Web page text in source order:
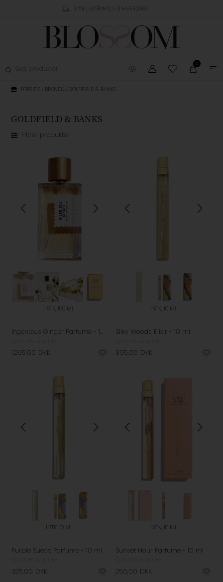
LYN LEVERING, 1-3 HVERDAGE
0
FORSIDE » BRANDS » GOLDFIELD & BANKS
GOLDFIELD & BANKS
Filtrer produkter
1 STK, 100 ML
Ingenious Ginger Parfume - 100 ml
1.265,00 DKK
1 STK, 10 ML
Silky Woods Elixir - 10 ml
395,00 DKK
1 STK, 10 ML
Purple Suede Parfume - 10 ml
325,00 DKK
1 STK, 10 ML
Sunset Hour Parfume - 10 ml
250,00 DKK